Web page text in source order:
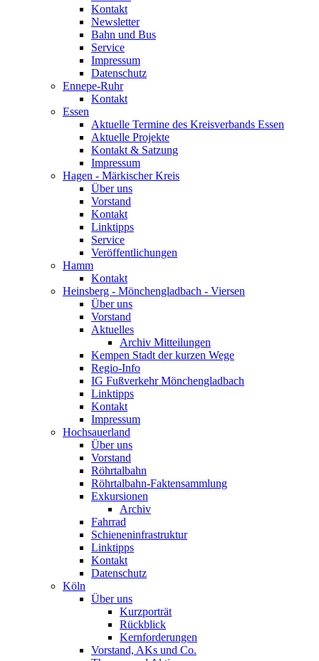
Kontakt
Newsletter
Bahn und Bus
Service
Impressum
Datenschutz
Ennepe-Ruhr
Kontakt
Essen
Aktuelle Termine des Kreisverbands Essen
Aktuelle Projekte
Kontakt & Satzung
Impressum
Hagen - Märkischer Kreis
Über uns
Vorstand
Kontakt
Linktipps
Service
Veröffentlichungen
Hamm
Kontakt
Heinsberg - Mönchengladbach - Viersen
Über uns
Vorstand
Aktuelles
Archiv Mitteilungen
Kempen Stadt der kurzen Wege
Regio-Info
IG Fußverkehr Mönchengladbach
Linktipps
Kontakt
Impressum
Hochsauerland
Über uns
Vorstand
Röhrtalbahn
Röhrtalbahn-Faktensammlung
Exkursionen
Archiv
Fahrrad
Schieneninfrastruktur
Linktipps
Kontakt
Datenschutz
Köln
Über uns
Kurzporträt
Rückblick
Kernforderungen
Vorstand, AKs und Co.